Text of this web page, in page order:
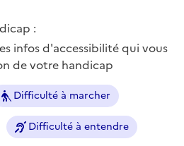
:
infos d'accessibilité qui vous
de votre handicap
Difficulté à marcher
Difficulté à entendre